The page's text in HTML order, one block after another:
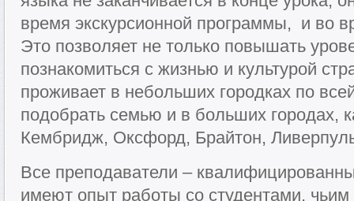
время экскурсионной программы, и во
Это позволяет не только повышать
познакомиться с жизнью и культурой
проживает в небольших городках по
подобрать семью и в больших городах,
Кембридж, Оксфорд, Брайтон,
Все преподаватели –
имеют опыт работы со студентами,